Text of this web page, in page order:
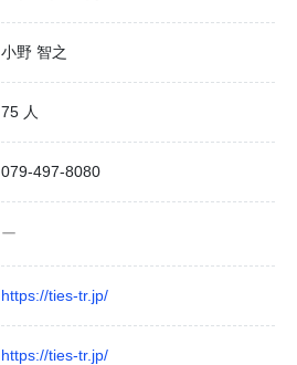
小野 智之
75 人
079-497-8080
ー
https://ties-tr.jp/
https://ties-tr.jp/